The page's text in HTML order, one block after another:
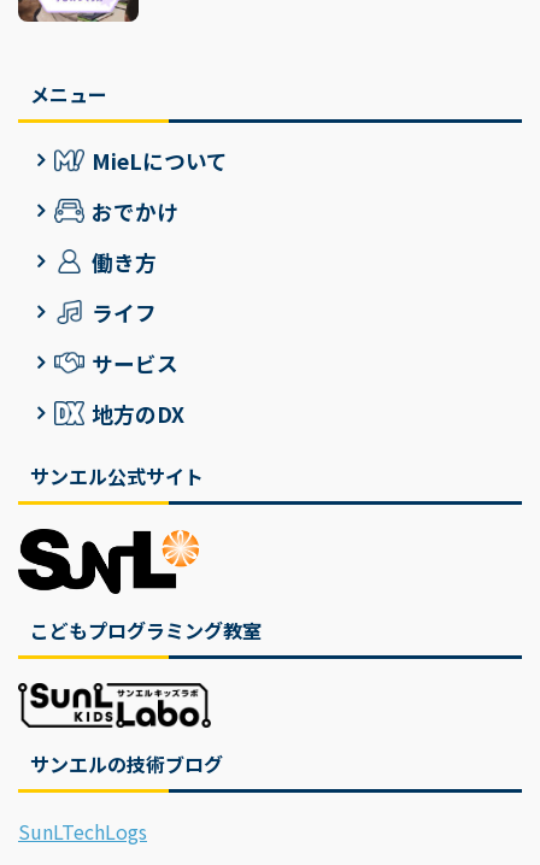
メニュー
MieLについて
おでかけ
働き方
ライフ
サービス
地方のDX
サンエル公式サイト
こどもプログラミング教室
サンエルの技術ブログ
SunLTechLogs